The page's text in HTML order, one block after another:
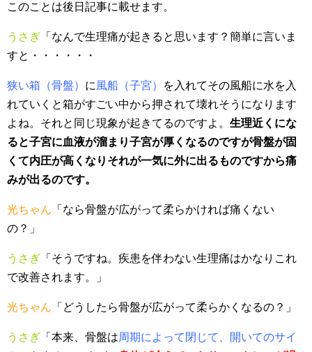
このことは後日記事に載せます。
うさぎ 「なんで生理痛が起きると思います？簡単に言いま
すと・・・・・・
狭い箱（骨盤） に 風船（子宮）
を入れてその風船に水を入
れていくと箱がすごい中から押されて壊れそうになります
よね。それと同じ現象が起きてるのですよ。 生理近くにな
ると子宮に血液が溜まり子宮が厚くなるのですが骨盤が固
くて内圧が高くなりそれが一気に外に出るものですから痛
みが出るのです。
光ちゃん 「なら骨盤が広がって柔らかければ痛くない
の？」
うさぎ 「そうですね。疾患を伴わない生理痛はかなりこれ
で改善されます。」
光ちゃん 「どうしたら骨盤が広がって柔らかくなるの？」
うさぎ 「本来、骨盤は周期によって閉じて、開いてのサイ